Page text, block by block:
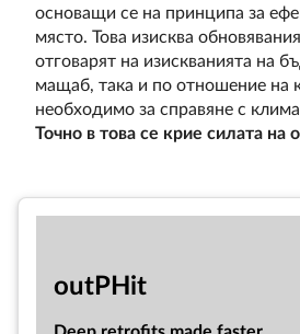
основащи се на принципа за
място. Това изисква
отговарят на изискванията на
мащаб, така и по отношение на
необходимо за справяне с
Точно в това се крие силата на
out­PHit